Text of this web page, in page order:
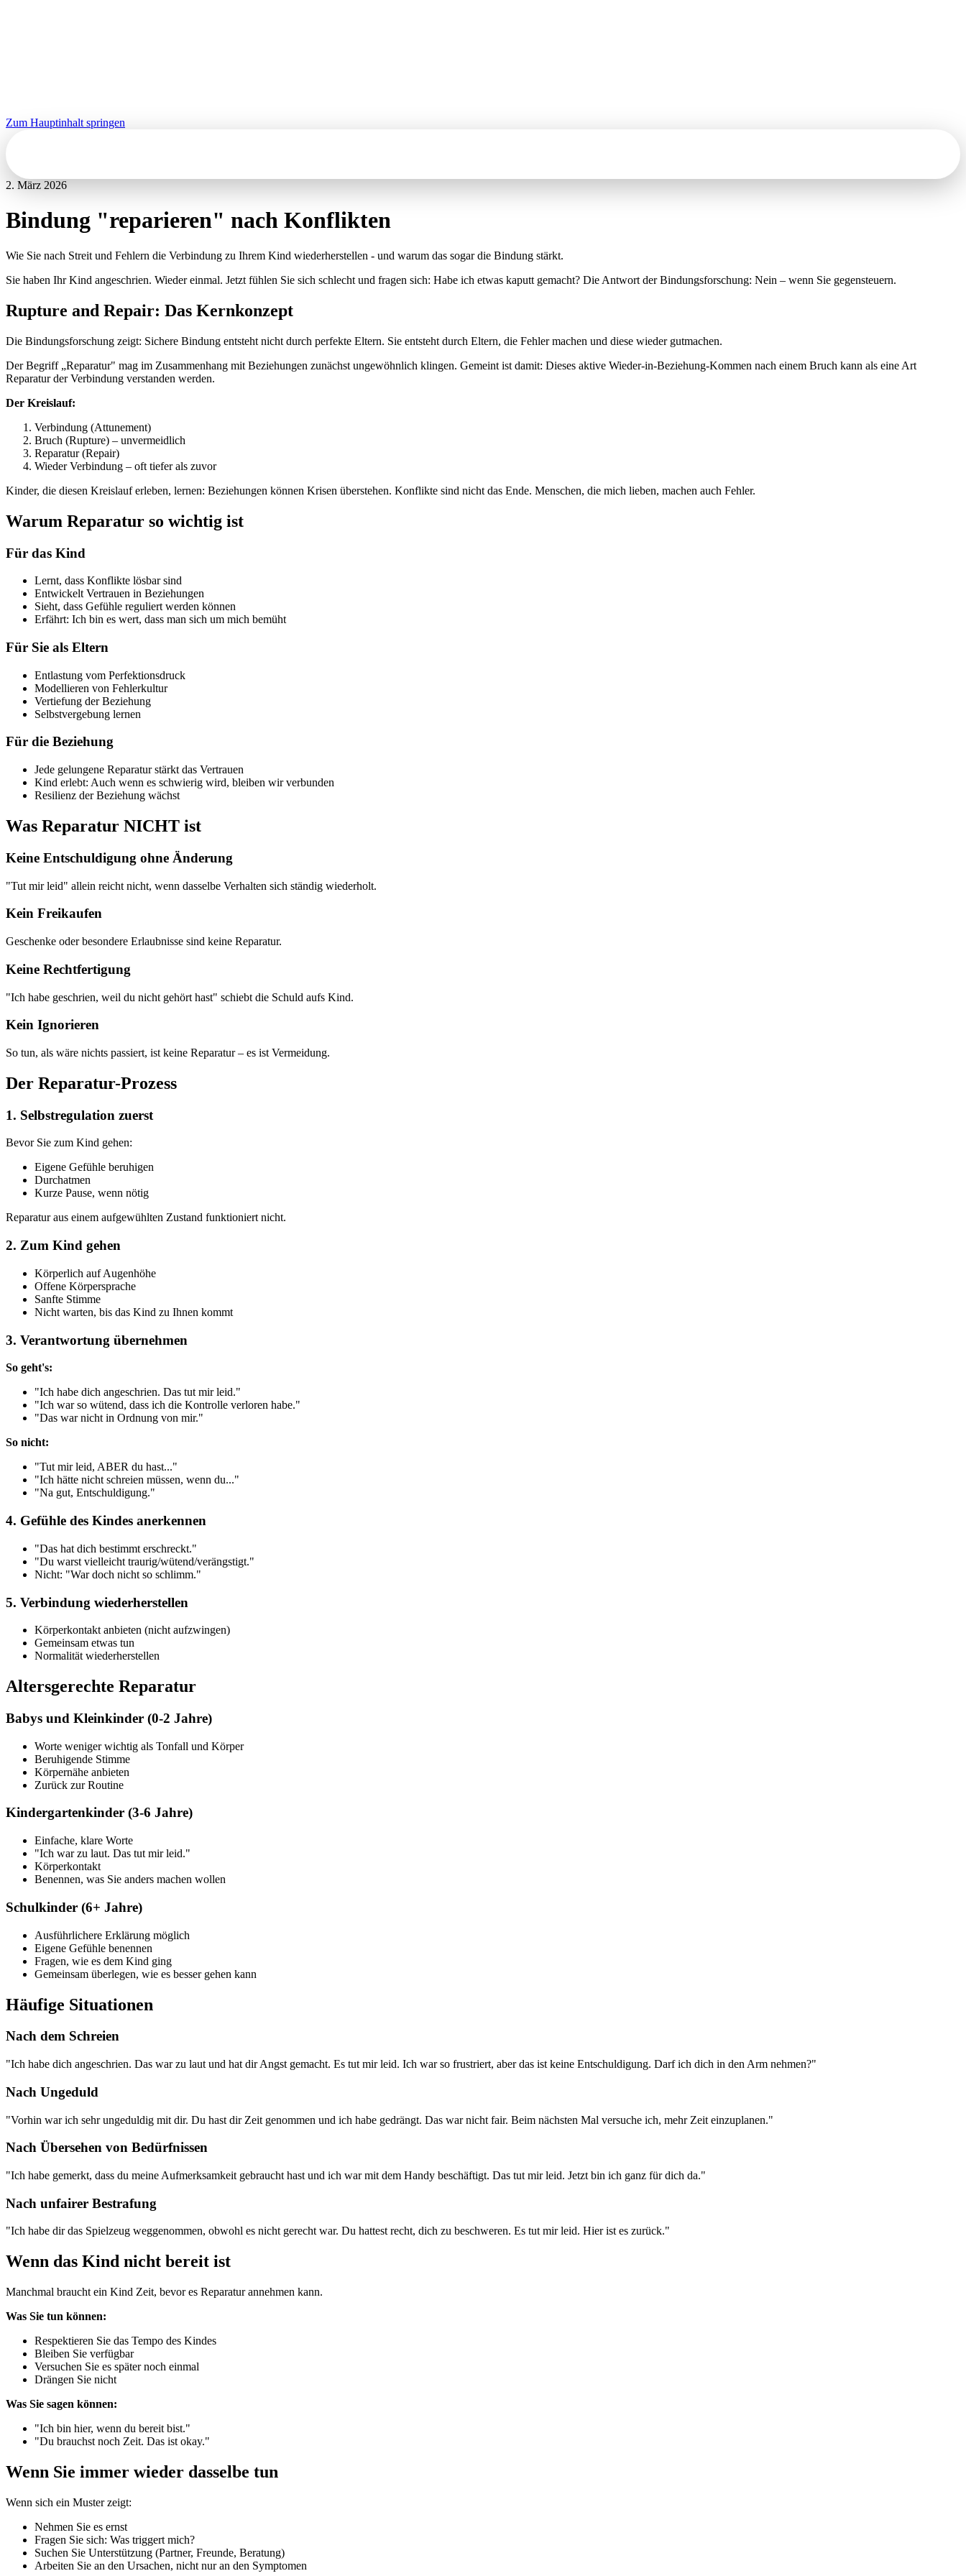
Zum Hauptinhalt springen
2. März 2026
Bindung "reparieren" nach Konflikten
Wie Sie nach Streit und Fehlern die Verbindung zu Ihrem Kind wiederherstellen - und warum das sogar die Bindung stärkt.
Sie haben Ihr Kind angeschrien. Wieder einmal. Jetzt fühlen Sie sich schlecht und fragen sich: Habe ich etwas kaputt gemacht? Die Antwort der Bindungsforschung: Nein – wenn Sie gegensteuern.
Rupture and Repair: Das Kernkonzept
Die Bindungsforschung zeigt: Sichere Bindung entsteht nicht durch perfekte Eltern. Sie entsteht durch Eltern, die Fehler machen und diese wieder gutmachen.
Der Begriff „Reparatur" mag im Zusammenhang mit Beziehungen zunächst ungewöhnlich klingen. Gemeint ist damit: Dieses aktive Wieder-in-Beziehung-Kommen nach einem Bruch kann als eine Art
Reparatur der Verbindung verstanden werden.
Der Kreislauf:
Verbindung (Attunement)
Bruch (Rupture) – unvermeidlich
Reparatur (Repair)
Wieder Verbindung – oft tiefer als zuvor
Kinder, die diesen Kreislauf erleben, lernen: Beziehungen können Krisen überstehen. Konflikte sind nicht das Ende. Menschen, die mich lieben, machen auch Fehler.
Warum Reparatur so wichtig ist
Für das Kind
Lernt, dass Konflikte lösbar sind
Entwickelt Vertrauen in Beziehungen
Sieht, dass Gefühle reguliert werden können
Erfährt: Ich bin es wert, dass man sich um mich bemüht
Für Sie als Eltern
Entlastung vom Perfektionsdruck
Modellieren von Fehlerkultur
Vertiefung der Beziehung
Selbstvergebung lernen
Für die Beziehung
Jede gelungene Reparatur stärkt das Vertrauen
Kind erlebt: Auch wenn es schwierig wird, bleiben wir verbunden
Resilienz der Beziehung wächst
Was Reparatur NICHT ist
Keine Entschuldigung ohne Änderung
"Tut mir leid" allein reicht nicht, wenn dasselbe Verhalten sich ständig wiederholt.
Kein Freikaufen
Geschenke oder besondere Erlaubnisse sind keine Reparatur.
Keine Rechtfertigung
"Ich habe geschrien, weil du nicht gehört hast" schiebt die Schuld aufs Kind.
Kein Ignorieren
So tun, als wäre nichts passiert, ist keine Reparatur – es ist Vermeidung.
Der Reparatur-Prozess
1. Selbstregulation zuerst
Bevor Sie zum Kind gehen:
Eigene Gefühle beruhigen
Durchatmen
Kurze Pause, wenn nötig
Reparatur aus einem aufgewühlten Zustand funktioniert nicht.
2. Zum Kind gehen
Körperlich auf Augenhöhe
Offene Körpersprache
Sanfte Stimme
Nicht warten, bis das Kind zu Ihnen kommt
3. Verantwortung übernehmen
So geht's:
"Ich habe dich angeschrien. Das tut mir leid."
"Ich war so wütend, dass ich die Kontrolle verloren habe."
"Das war nicht in Ordnung von mir."
So nicht:
"Tut mir leid, ABER du hast..."
"Ich hätte nicht schreien müssen, wenn du..."
"Na gut, Entschuldigung."
4. Gefühle des Kindes anerkennen
"Das hat dich bestimmt erschreckt."
"Du warst vielleicht traurig/wütend/verängstigt."
Nicht: "War doch nicht so schlimm."
5. Verbindung wiederherstellen
Körperkontakt anbieten (nicht aufzwingen)
Gemeinsam etwas tun
Normalität wiederherstellen
Altersgerechte Reparatur
Babys und Kleinkinder (0-2 Jahre)
Worte weniger wichtig als Tonfall und Körper
Beruhigende Stimme
Körpernähe anbieten
Zurück zur Routine
Kindergartenkinder (3-6 Jahre)
Einfache, klare Worte
"Ich war zu laut. Das tut mir leid."
Körperkontakt
Benennen, was Sie anders machen wollen
Schulkinder (6+ Jahre)
Ausführlichere Erklärung möglich
Eigene Gefühle benennen
Fragen, wie es dem Kind ging
Gemeinsam überlegen, wie es besser gehen kann
Häufige Situationen
Nach dem Schreien
"Ich habe dich angeschrien. Das war zu laut und hat dir Angst gemacht. Es tut mir leid. Ich war so frustriert, aber das ist keine Entschuldigung. Darf ich dich in den Arm nehmen?"
Nach Ungeduld
"Vorhin war ich sehr ungeduldig mit dir. Du hast dir Zeit genommen und ich habe gedrängt. Das war nicht fair. Beim nächsten Mal versuche ich, mehr Zeit einzuplanen."
Nach Übersehen von Bedürfnissen
"Ich habe gemerkt, dass du meine Aufmerksamkeit gebraucht hast und ich war mit dem Handy beschäftigt. Das tut mir leid. Jetzt bin ich ganz für dich da."
Nach unfairer Bestrafung
"Ich habe dir das Spielzeug weggenommen, obwohl es nicht gerecht war. Du hattest recht, dich zu beschweren. Es tut mir leid. Hier ist es zurück."
Wenn das Kind nicht bereit ist
Manchmal braucht ein Kind Zeit, bevor es Reparatur annehmen kann.
Was Sie tun können:
Respektieren Sie das Tempo des Kindes
Bleiben Sie verfügbar
Versuchen Sie es später noch einmal
Drängen Sie nicht
Was Sie sagen können:
"Ich bin hier, wenn du bereit bist."
"Du brauchst noch Zeit. Das ist okay."
Wenn Sie immer wieder dasselbe tun
Wenn sich ein Muster zeigt:
Nehmen Sie es ernst
Fragen Sie sich: Was triggert mich?
Suchen Sie Unterstützung (Partner, Freunde, Beratung)
Arbeiten Sie an den Ursachen, nicht nur an den Symptomen